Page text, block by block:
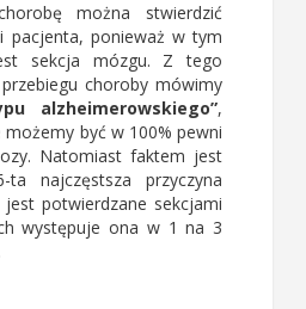
można stwierdzić
pacjenta, ponieważ w tym
sekcja mózgu. Z tego
choroby mówimy
alzheimerowskiego”,
być w 100% pewni
Natomiast faktem jest
najczęstsza przyczyna
potwierdzane sekcjami
występuje ona w 1 na 3